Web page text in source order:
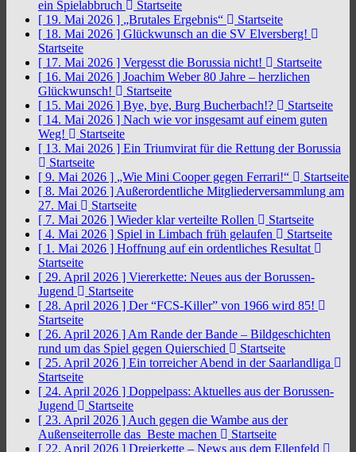
ein Spielabbruch
Startseite
[ 19. Mai 2026 ] „Brutales Ergebnis“
Startseite
[ 18. Mai 2026 ] Glückwunsch an die SV Elversberg!
Startseite
[ 17. Mai 2026 ] Vergesst die Borussia nicht!
Startseite
[ 16. Mai 2026 ] Joachim Weber 80 Jahre – herzlichen
Glückwunsch!
Startseite
[ 15. Mai 2026 ] Bye, bye, Burg Bucherbach!?
Startseite
[ 14. Mai 2026 ] Nach wie vor insgesamt auf einem guten
Weg!
Startseite
[ 13. Mai 2026 ] Ein Triumvirat für die Rettung der Borussia
Startseite
[ 9. Mai 2026 ] „Wie Mini Cooper gegen Ferrari!“
Startseite
[ 8. Mai 2026 ] Außerordentliche Mitgliederversammlung am
27. Mai
Startseite
[ 7. Mai 2026 ] Wieder klar verteilte Rollen
Startseite
[ 4. Mai 2026 ] Spiel in Limbach früh gelaufen
Startseite
[ 1. Mai 2026 ] Hoffnung auf ein ordentliches Resultat
Startseite
[ 29. April 2026 ] Viererkette: Neues aus der Borussen-
Jugend
Startseite
[ 28. April 2026 ] Der “FCS-Killer” von 1966 wird 85!
Startseite
[ 26. April 2026 ] Am Rande der Bande – Bildgeschichten
rund um das Spiel gegen Quierschied
Startseite
[ 25. April 2026 ] Ein torreicher Abend in der Saarlandliga
Startseite
[ 24. April 2026 ] Doppelpass: Aktuelles aus der Borussen-
Jugend
Startseite
[ 23. April 2026 ] Auch gegen die Wambe aus der
Außenseiterrolle das Beste machen
Startseite
[ 22. April 2026 ] Dreierkette – News aus dem Ellenfeld